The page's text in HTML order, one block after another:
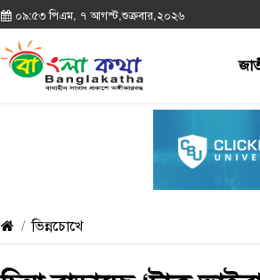
০৯:৫৩ পিএম, ৭ আগস্ট,শুক্রবার,২০২৬
ভিন্নচোখে